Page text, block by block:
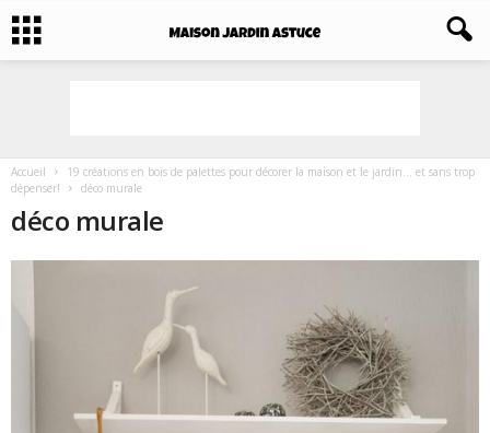
Accueil
19 créations en bois de palettes pour décorer la maison et le jardin… et sans trop
dépenser!
déco murale
déco murale